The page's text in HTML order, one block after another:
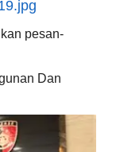
pesan-
Dan